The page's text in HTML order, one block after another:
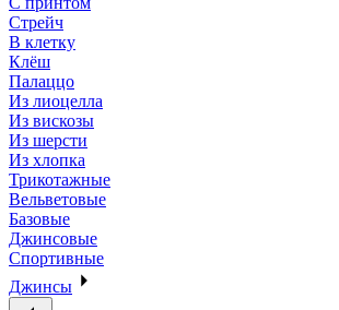
Стрейч
В клетку
Клёш
Палаццо
Из лиоцелла
Из вискозы
Из шерсти
Из хлопка
Трикотажные
Вельветовые
Базовые
Джинсовые
Спортивные
Джинсы